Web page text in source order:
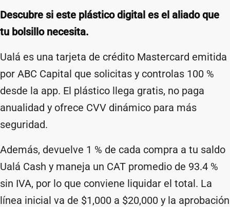
Descubre si este plástico digital es el aliado que
tu bolsillo necesita.
Ualá es una tarjeta de crédito Mastercard emitida
por ABC Capital que solicitas y controlas 100 %
desde la app. El plástico llega gratis, no paga
anualidad y ofrece CVV dinámico para más
seguridad.
Además, devuelve 1 % de cada compra a tu saldo
Ualá Cash y maneja un CAT promedio de 93.4 %
sin IVA, por lo que conviene liquidar el total. La
línea inicial va de $1,000 a $20,000 y la aprobación